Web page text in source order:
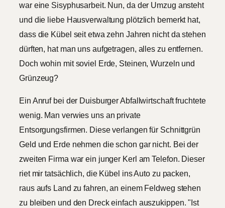
war eine Sisyphusarbeit. Nun, da der Umzug ansteht
und die liebe Hausverwaltung plötzlich bemerkt hat,
dass die Kübel seit etwa zehn Jahren nicht da stehen
dürften, hat man uns aufgetragen, alles zu entfernen.
Doch wohin mit soviel Erde, Steinen, Wurzeln und
Grünzeug?
Ein Anruf bei der Duisburger Abfallwirtschaft fruchtete
wenig. Man verwies uns an private
Entsorgungsfirmen. Diese verlangen für Schnittgrün
Geld und Erde nehmen die schon gar nicht. Bei der
zweiten Firma war ein junger Kerl am Telefon. Dieser
riet mir tatsächlich, die Kübel ins Auto zu packen,
raus aufs Land zu fahren, an einem Feldweg stehen
zu bleiben und den Dreck einfach auszukippen. "Ist